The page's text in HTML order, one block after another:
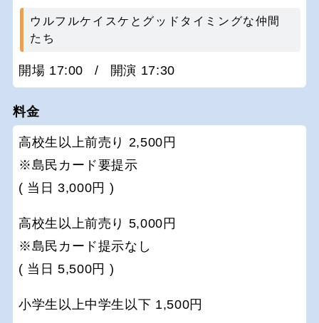
ウルフルケイスケとグッドタイミングな仲間
たち
開場 17:00 / 開演 17:30
料金
高校生以上前売り 2,500円
※島民カード要提示
( 当日 3,000円 )
高校生以上前売り 5,000円
※島民カード提示なし
( 当日 5,500円 )
小学生以上中学生以下 1,500円